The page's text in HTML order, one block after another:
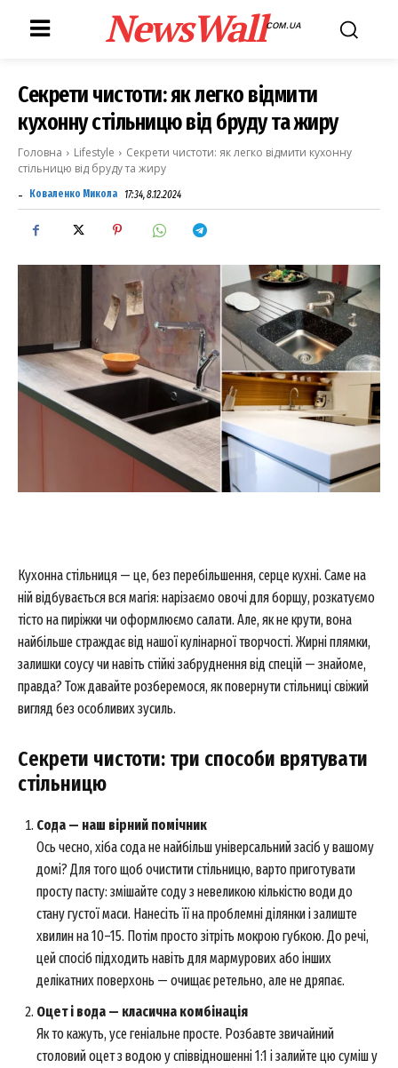
NewsWallCOM.UA
Секрети чистоти: як легко відмити
кухонну стільницю від бруду та жиру
Головна Lifestyle
Секрети чистоти: як легко відмити кухонну
стільницю від бруду та жиру
- Коваленко Микола 17:34, 8.12.2024
Кухонна стільниця — це, без перебільшення, серце кухні. Саме на
ній відбувається вся магія: нарізаємо овочі для борщу, розкатуємо
тісто на пиріжки чи оформлюємо салати. Але, як не крути, вона
найбільше страждає від нашої кулінарної творчості. Жирні плямки,
залишки соусу чи навіть стійкі забруднення від спецій — знайоме,
правда? Тож давайте розберемося, як повернути стільниці свіжий
вигляд без особливих зусиль.
Секрети чистоти: три способи врятувати
стільницю
Сода — наш вірний помічник
Ось чесно, хіба сода не найбільш універсальний засіб у вашому
домі? Для того щоб очистити стільницю, варто приготувати
просту пасту: змішайте соду з невеликою кількістю води до
стану густої маси. Нанесіть її на проблемні ділянки і залиште
хвилин на 10–15. Потім просто зітріть мокрою губкою. До речі,
цей спосіб підходить навіть для мармурових або інших
делікатних поверхонь — очищає ретельно, але не дряпає.
Оцет і вода — класична комбінація
Як то кажуть, усе геніальне просте. Розбавте звичайний
столовий оцет з водою у співвідношенні 1:1 і залийте цю суміш у